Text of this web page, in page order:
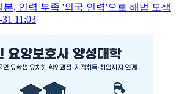
본, 인력 부족 '외국 인력'으로 해법 모색
11:03